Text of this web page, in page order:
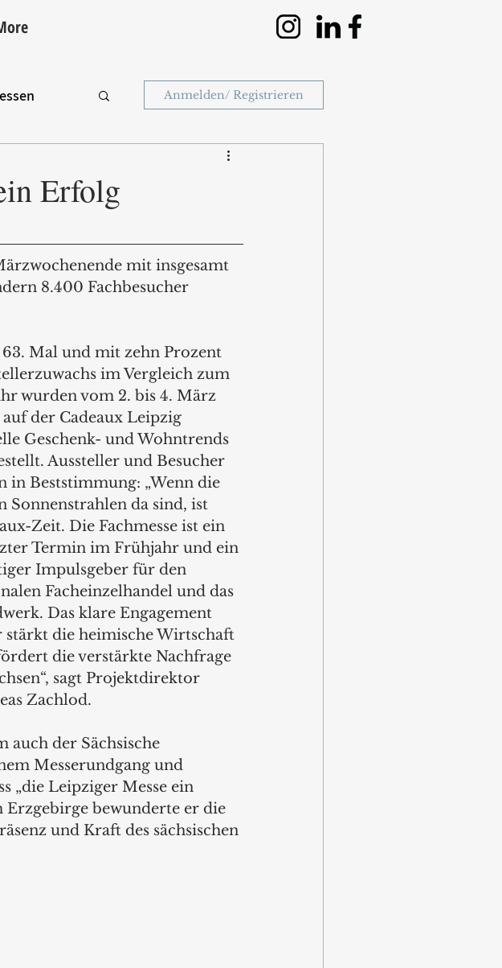
Anmelden/ Registrieren
Erfolg
mit insgesamt
8.400 Fachbesucher
Mal und mit zehn Prozent
im Vergleich zum
wurden vom 2. bis 4. März
auf der Cadeaux Leipzig
Geschenk- und Wohntrends
Aussteller und Besucher
in Beststimmung: „Wenn die
Sonnenstrahlen da sind, ist
Zeit. Die Fachmesse ist ein
Termin im Frühjahr und ein
Impulsgeber für den
Facheinzelhandel und das
Das klare Engagement
stärkt die heimische Wirtschaft
die verstärkte Nachfrage
sagt Projektdirektor
Zachlod.
auch der Sächsische
Messerundgang und
„die Leipziger Messe ein
bewunderte er die
und Kraft des sächsischen